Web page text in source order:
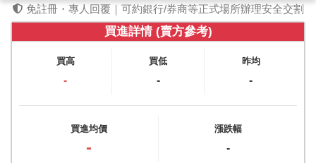
免註冊・專人回覆｜可約銀行/券商等正式場所辦理安全交割
買進詳情 (賣方參考)
買高
-
買低
-
昨均
-
買進均價
-
漲跌幅
-